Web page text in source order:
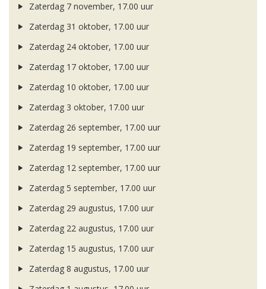
Zaterdag 7 november, 17.00 uur
Zaterdag 31 oktober, 17.00 uur
Zaterdag 24 oktober, 17.00 uur
Zaterdag 17 oktober, 17.00 uur
Zaterdag 10 oktober, 17.00 uur
Zaterdag 3 oktober, 17.00 uur
Zaterdag 26 september, 17.00 uur
Zaterdag 19 september, 17.00 uur
Zaterdag 12 september, 17.00 uur
Zaterdag 5 september, 17.00 uur
Zaterdag 29 augustus, 17.00 uur
Zaterdag 22 augustus, 17.00 uur
Zaterdag 15 augustus, 17.00 uur
Zaterdag 8 augustus, 17.00 uur